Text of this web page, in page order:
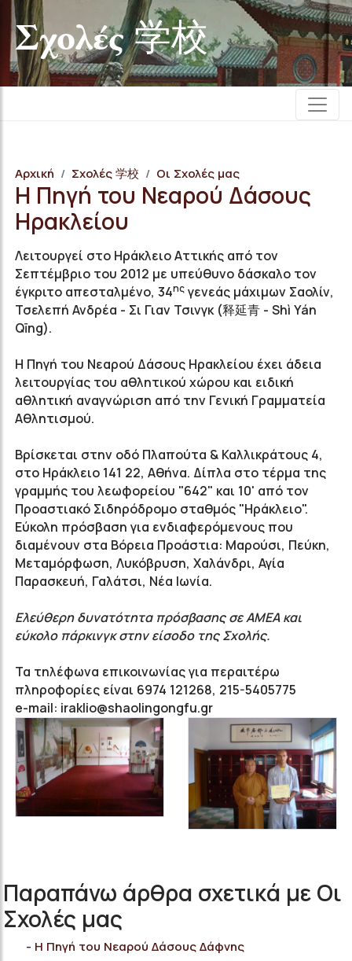
Σχολές 学校
Αρχική Σχολές 学校 Οι Σχολές μας
H Πηγή του Νεαρού Δάσους
Ηρακλείου
Λειτουργεί στο Ηράκλειο Αττικής από τον
Σεπτέμβριο του 2012 με υπεύθυνο δάσκαλο τον
έγκριτο απεσταλμένο, 34ης γενεάς μάχιμων Σαολίν,
Τσελεπή Ανδρέα - Σι Γιαν Τσινγκ (释延青 - Shì Yán
Qīng).
Η Πηγή του Νεαρού Δάσους Ηρακλείου έχει άδεια
λειτουργίας του αθλητικού χώρου και ειδική
αθλητική αναγνώριση από την Γενική Γραμματεία
Αθλητισμού.
Βρίσκεται στην οδό Πλαπούτα & Καλλικράτους 4,
στο Ηράκλειο 141 22, Αθήνα. Δίπλα στο τέρμα της
γραμμής του λεωφορείου "642" και 10' από τον
Προαστιακό Σιδηρόδρομο σταθμός "Ηράκλειο".
Εύκολη πρόσβαση για ενδιαφερόμενους που
διαμένουν στα Βόρεια Προάστια: Μαρούσι, Πεύκη,
Μεταμόρφωση, Λυκόβρυση, Χαλάνδρι, Αγία
Παρασκευή, Γαλάτσι, Νέα Ιωνία.
Ελεύθερη δυνατότητα πρόσβασης σε ΑΜΕΑ και
εύκολο πάρκινγκ στην είσοδο της Σχολής.
Τα τηλέφωνα επικοινωνίας για περαιτέρω
πληροφορίες είναι 6974 121268, 215-5405775
e-mail: iraklio@shaolingongfu.gr
Παραπάνω άρθρα σχετικά με Οι
Σχολές μας
H Πηγή του Νεαρού Δάσους Δάφνης